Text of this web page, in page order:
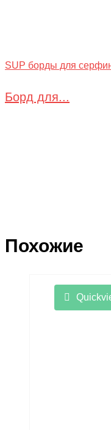
SUP борды для
Борд для...
Похожие